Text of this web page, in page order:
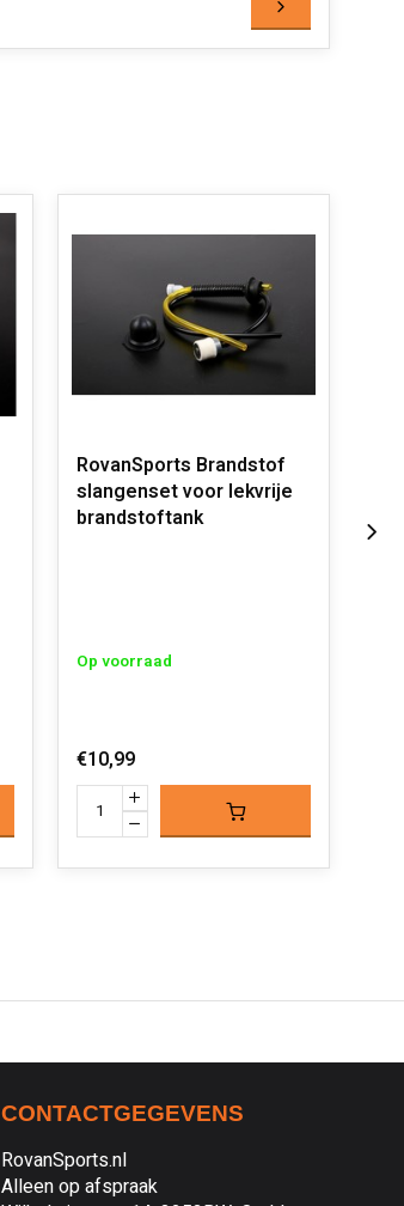
RovanSports Brandstof
slangenset voor lekvrije
brandstoftank
Op voorraad
€10,99
CONTACTGEGEVENS
RovanSports.nl
Alleen op afspraak